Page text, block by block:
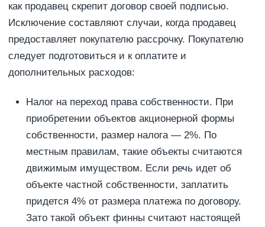
как продавец скрепит договор своей подписью.
Исключение составляют случаи, когда продавец
предоставляет покупателю рассрочку. Покупателю
следует подготовиться и к оплатите и
дополнительных расходов:
Налог на переход права собственности. При
приобретении объектов акционерной формы
собственности, размер налога — 2%. По
местным правилам, такие объекты считаются
движимым имуществом. Если речь идет об
объекте частной собственности, заплатить
придется 4% от размера платежа по договору.
Зато такой объект финны считают настоящей